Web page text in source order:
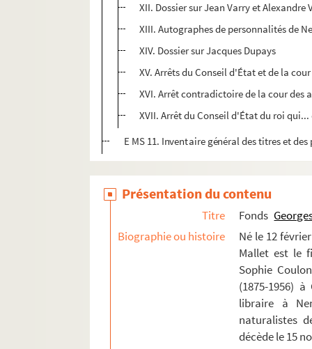
XII. Dossier sur Jean Varry et Alexandre
XIII. Autographes de personnalités de
XIV. Dossier sur Jacques Dupays
XV. Arrêts du Conseil d'État et de la
XVI. Arrêt contradictoire de la cour
XVII. Arrêt du Conseil d'État du roi
E MS 11. Inventaire général des titres et
Présentation du contenu
Titre Fonds
Biographie ou histoire
Né le 12
Mallet est le
Sophie
(1875-1956)
libraire à
naturalistes
décède le 15